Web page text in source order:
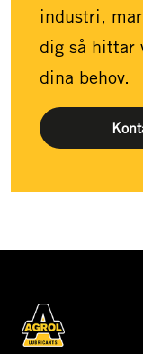
industri,
dig så hittar
dina behov.